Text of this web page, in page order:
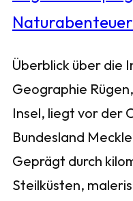
Überblick über die
Geographie
Insel, liegt vor der
Bundesland
Geprägt durch
Steilküsten,